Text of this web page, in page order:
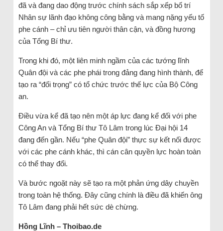
đã và đang dao động trước chính sách sắp xếp bố trí
Nhân sự lãnh đạo không công bằng và mang nặng yếu tố
phe cánh – chỉ ưu tiên người thân cận, và đồng hương
của Tổng Bí thư.
Trong khi đó, một liên minh ngầm của các tướng lĩnh
Quân đội và các phe phái trong đảng đang hình thành, để
tạo ra “đối trọng” có tổ chức trước thế lực của Bộ Công
an.
Điều vừa kể đã tạo nên một áp lực đang kể đối với phe
Công An và Tổng Bí thư Tô Lâm trong lúc Đại hội 14
đang đến gần. Nếu “phe Quân đội” thực sự kết nối được
với các phe cánh khác, thì cán cân quyền lực hoàn toàn
có thể thay đổi.
Và bước ngoặt này sẽ tạo ra một phản ứng dây chuyền
trong toàn hệ thống. Đây cũng chính là điều đã khiến ông
Tô Lâm đang phải hết sức dè chừng.
Hồng Lĩnh – Thoibao.de